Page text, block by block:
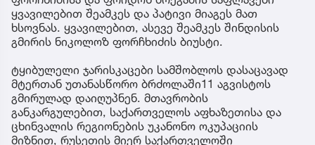
ყვავილებით შეამკეს და პატივი მიაგეს მათ
ხსოვნას. ყვავილებით, ასევე შეამკეს შინდისის
გმირის ნიკოლოზ ფორჩხიძის ბიუსტი.
ტყიბულელი ჯარისკაცები სამშობლოს დასაცავად
მტერთან უთანასწორო ბრძოლაში11 აგვისტოს
გმირულად დაიღუპნენ. მთავრობის
განკარგულებით, საქართველოს აფხაზეთისა და
ცხინვალის რეგიონების უკანონო ოკუპაციის
მიზნით, რუსეთის მიერ საქართველოში